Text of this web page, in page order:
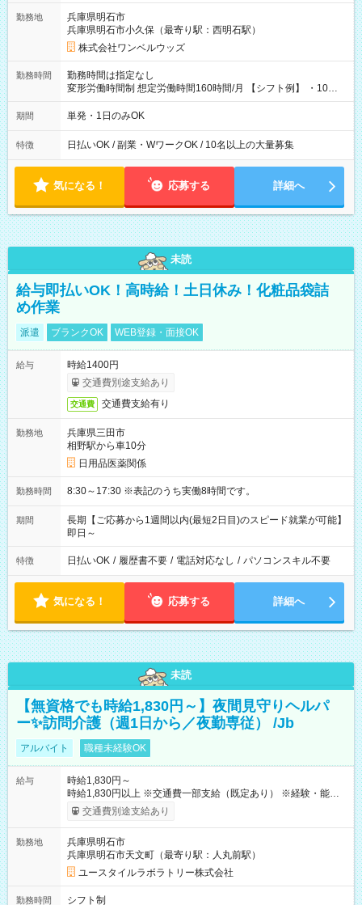
勤務地
兵庫県明石市
兵庫県明石市小久保（最寄り駅：西明石駅）
株式会社ワンベルウッズ
勤務時間
勤務時間は指定なし
変形労働時間制 想定労働時間160時間/月 【シフト例】 ・10：
00～20：00
期間 単発・1日のみOK
特徴 日払いOK / 副業・WワークOK / 10名以上の大量募集
気になる！ 応募する 詳細へ
未読
給与即払いOK！高時給！土日休み！化粧品袋詰
め作業
派遣 ブランクOK WEB登録・面接OK
給与
時給1400円
交通費別途支給あり
交通費 交通費支給有り
勤務地
兵庫県三田市
相野駅から車10分
日用品医薬関係
勤務時間 8:30～17:30 ※表記のうち実働8時間です。
期間
長期【ご応募から1週間以内(最短2日目)のスピード就業が可能】
即日～
特徴 日払いOK / 履歴書不要 / 電話対応なし / パソコンスキル不要
気になる！ 応募する 詳細へ
未読
【無資格でも時給1,830円～】夜間見守りヘルパ
ー✨訪問介護（週1日から／夜勤専従） /Jb
アルバイト 職種未経験OK
給与
時給1,830円～
時給1,830円以上 ※交通費一部支給（既定あり） ※経験・能力を
考慮して決定します 【収入例】 週1回勤務の場合：1,830円×8時
間×4回=5万8,560円 週3回勤務の場合：1,830円×8時間×12回
月 ※ 雇用形態と給与に、本採用時と異なる部分があります。 雇
用形態：本採用時と同じです。 給与：時給 1,550円以上
交通費別途支給あり
勤務地
兵庫県明石市
兵庫県明石市天文町（最寄り駅：人丸前駅）
ユースタイルラボラトリー株式会社
勤務時間
シフト制